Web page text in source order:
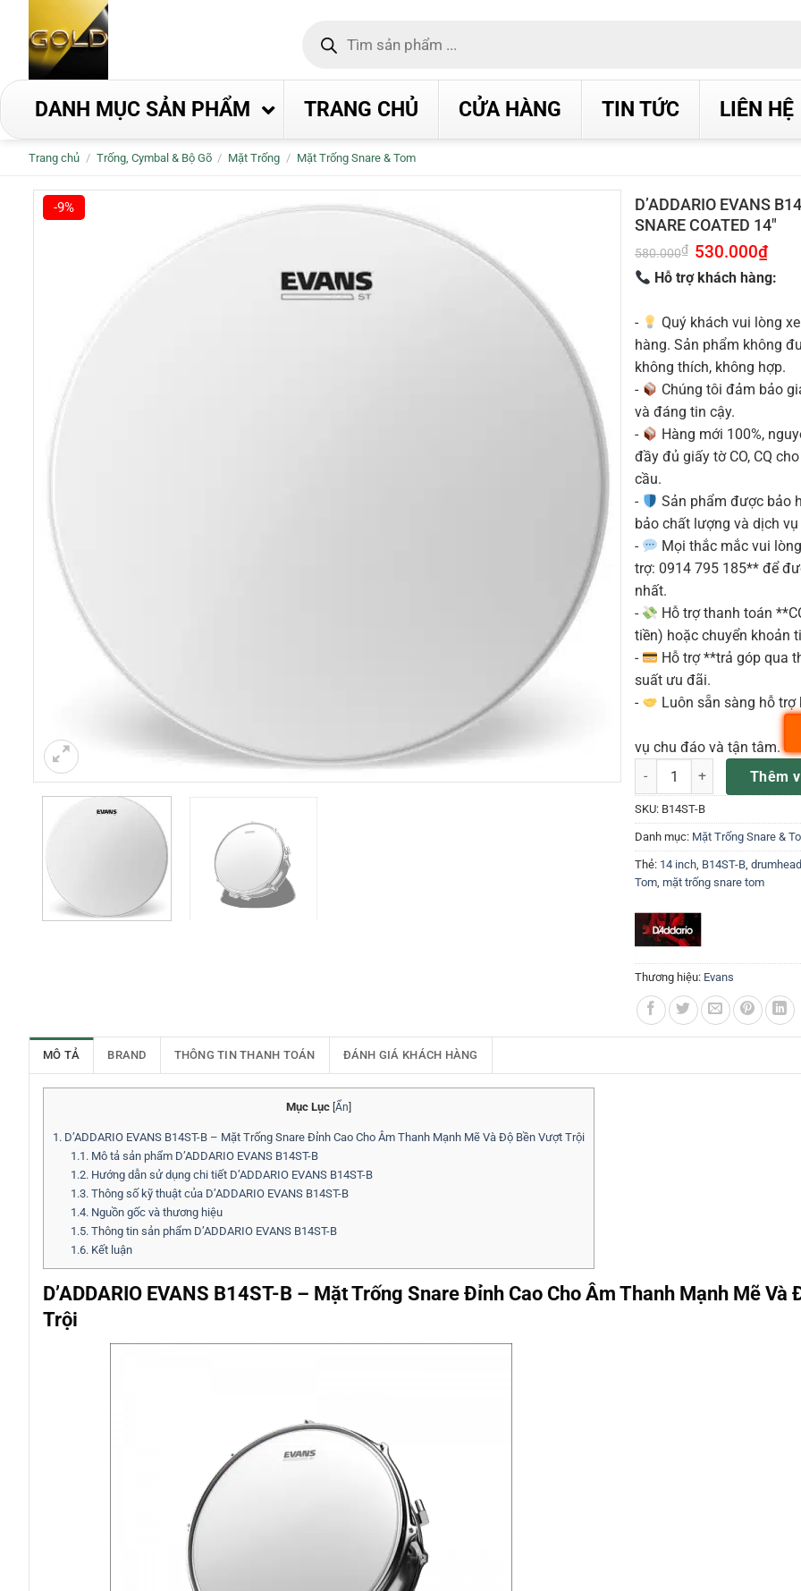
dung
kiếm
DANH MỤC SẢN PHẨM TRANG CHỦ CỬA HÀNG TIN TỨC LIÊN HỆ
Trang chủ / Trống, Cymbal & Bộ Gõ / Mặt Trống / Mặt Trống Snare & Tom
-9%
D’ADDARIO EVANS
SNARE COATED 14″
580.000₫ Giá
gốc
là:
580.000₫.
530.000₫Giá
tại
là:
Hỗ trợ khách hàng:
-
Quý khách vui lòng
hàng. Sản phẩm không
không thích, không hợp.
-
Chúng tôi đảm bảo
và đáng tin cậy.
-
Hàng mới 100%,
đầy đủ giấy tờ CO, CQ
cầu.
-
Sản phẩm được bảo
bảo chất lượng và dịch
-
Mọi thắc mắc vui
trợ: 0914 795 185** để
nhất.
-
Hỗ trợ thanh toán
tiền) hoặc chuyển khoản
-
Hỗ trợ **trả góp qua
suất ưu đãi.
-
Luôn sẵn sàng hỗ
vụ chu đáo và tận tâm.
D'ADDARIO EVANS B14ST-B
Thêm
SKU: B14ST-B
Danh mục: Mặt Trống Snare &
Thẻ: 14 inch, B14ST-B, drumhead
Tom, mặt trống snare tom
Thương hiệu: Evans
MÔ TẢ BRAND THÔNG TIN THANH TOÁN ĐÁNH GIÁ KHÁCH HÀNG
Mục Lục Ẩn
1. D’ADDARIO EVANS B14ST-B – Mặt Trống Snare Đỉnh Cao Cho Âm Thanh Mạnh Mẽ Và Độ Bền Vượt Trội
1.1.Mô tả sản phẩm D’ADDARIO EVANS B14ST-B
1.2.Hướng dẫn sử dụng chi tiết D’ADDARIO EVANS B14ST-B
1.3.Thông số kỹ thuật của D’ADDARIO EVANS B14ST-B
1.4.Nguồn gốc và thương hiệu
1.5.Thông tin sản phẩm D’ADDARIO EVANS B14ST-B
1.6.Kết luận
D’ADDARIO EVANS B14ST-B – Mặt Trống Snare Đỉnh Cao Cho Âm Thanh Mạnh Mẽ Và
Trội